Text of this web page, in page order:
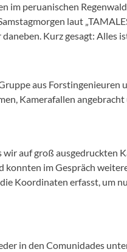
im peruanischen
laut
Kurz gesagt: Alles
aus Forstingenieuren
Kamerafallen
auf groß ausgedruckten
konnten im Gespräch
Koordinaten erfasst, um
in den Comunidades